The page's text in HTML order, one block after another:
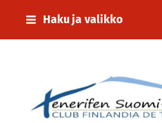
Siirry
sivun
Haku ja valikko